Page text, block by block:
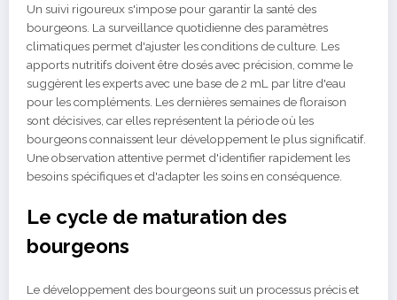
Un suivi rigoureux s'impose pour garantir la santé des
bourgeons. La surveillance quotidienne des paramètres
climatiques permet d'ajuster les conditions de culture. Les
apports nutritifs doivent être dosés avec précision, comme le
suggèrent les experts avec une base de 2 mL par litre d'eau
pour les compléments. Les dernières semaines de floraison
sont décisives, car elles représentent la période où les
bourgeons connaissent leur développement le plus significatif.
Une observation attentive permet d'identifier rapidement les
besoins spécifiques et d'adapter les soins en conséquence.
Le cycle de maturation des
bourgeons
Le développement des bourgeons suit un processus précis et